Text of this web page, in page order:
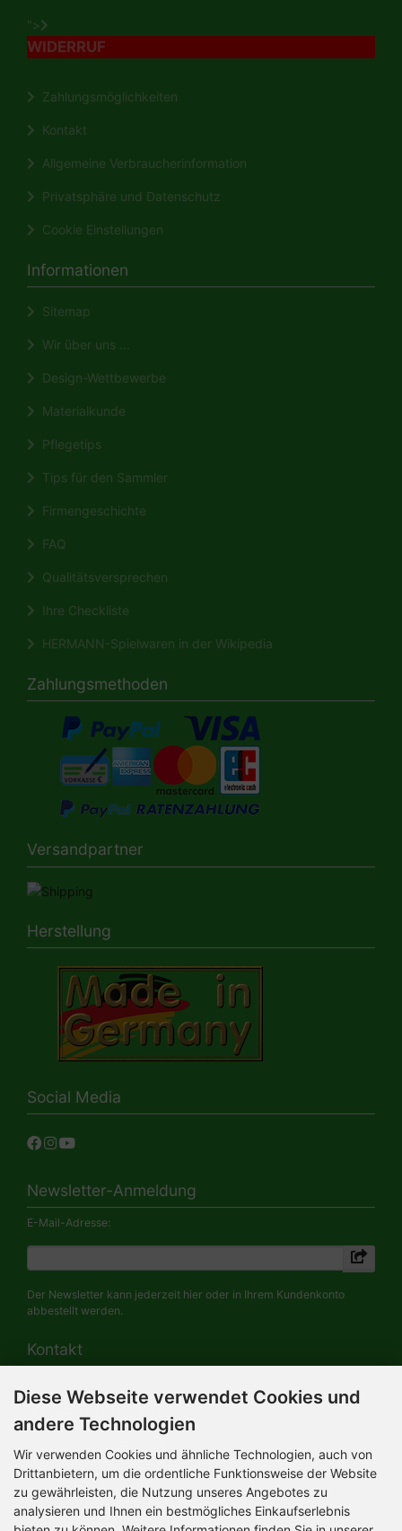
">
WIDERRUF
Zahlungsmöglichkeiten
Kontakt
Allgemeine Verbraucherinformation
Privatsphäre und Datenschutz
Cookie Einstellungen
Informationen
Sitemap
Wir über uns ...
Design-Wettbewerbe
Materialkunde
Pflegetips
Tips für den Sammler
Firmengeschichte
FAQ
Qualitätsversprechen
Ihre Checkliste
HERMANN-Spielwaren in der Wikipedia
Zahlungsmethoden
Versandpartner
Herstellung
Social Media
Newsletter-Anmeldung
E-Mail-Adresse:
Der Newsletter kann jederzeit hier oder in Ihrem Kundenkonto
abbestellt werden.
Kontakt
HERMANN-Spielwaren GmbH
Im Grund 9-11
Mo-Do 8.00 bis 16.30 Uhr
Bürozeiten:
Mo-Do 8.00 bis 16.30 Uhr
Fr 8.00 bis 12.30 Uhr
Diese Webseite verwendet Cookies und
andere Technologien
Wir verwenden Cookies und ähnliche Technologien, auch von
Drittanbietern, um die ordentliche Funktionsweise der Website
zu gewährleisten, die Nutzung unseres Angebotes zu
analysieren und Ihnen ein bestmögliches Einkaufserlebnis